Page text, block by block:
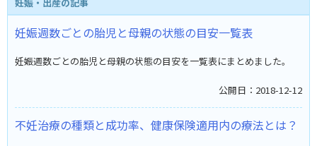
妊娠週数ごとの胎児と母親の状態の目安一覧表
妊娠週数ごとの胎児と母親の状態の目安を一覧表にまとめました。
公開日：2018-12-12
不妊治療の種類と成功率、健康保険適用内の療法とは？